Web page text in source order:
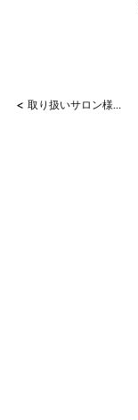
< 取り扱いサロン様からお喜びの声